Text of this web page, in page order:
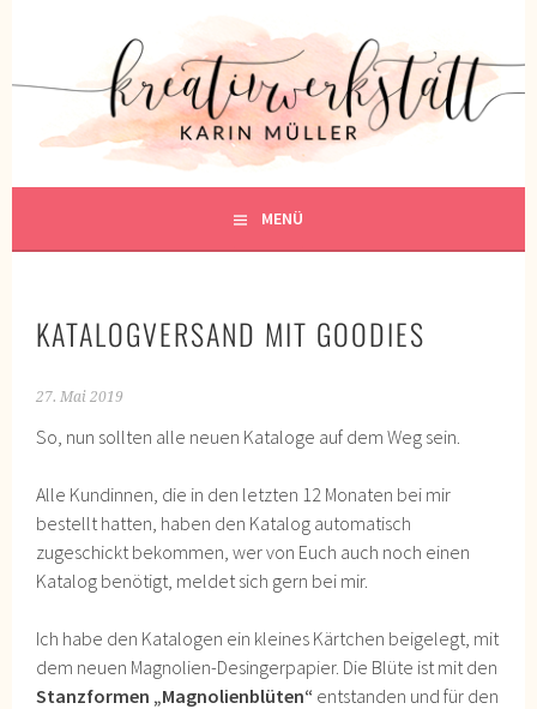
KREATIVWERKSTATT
KREATIV SEIN
MENÜ
KATALOGVERSAND MIT GOODIES
27. Mai 2019
So, nun sollten alle neuen Kataloge auf dem Weg sein.
Alle Kundinnen, die in den letzten 12 Monaten bei mir
bestellt hatten, haben den Katalog automatisch
zugeschickt bekommen, wer von Euch auch noch einen
Katalog benötigt, meldet sich gern bei mir.
Ich habe den Katalogen ein kleines Kärtchen beigelegt, mit
dem neuen Magnolien-Desingerpapier. Die Blüte ist mit den
Stanzformen „Magnolienblüten“ entstanden und für den